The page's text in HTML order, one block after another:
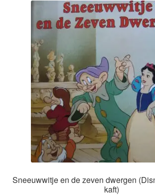
Sneeuwwitje en de zeven dwergen
kaft)